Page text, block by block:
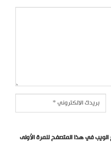
في هذا المتصفح للمرة الأولى